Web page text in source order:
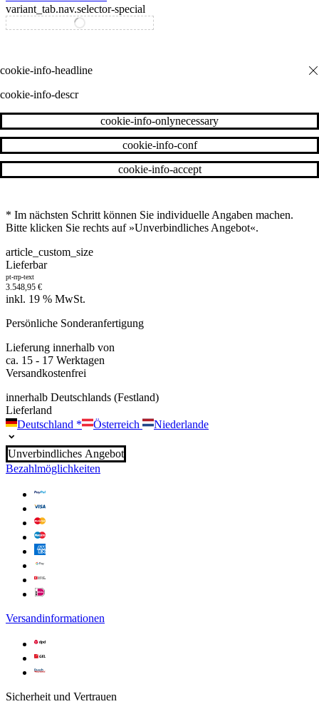
variant_tab.nav.selector-special
variant_tab.nav.selector-standard
* Im nächsten Schritt können Sie individuelle Angaben machen.
Bitte klicken Sie rechts auf »Unverbindliches Angebot«.
article_custom_size
Lieferbar
pt-rrp-text
3.548,95 €
inkl. 19 % MwSt.
Persönliche Sonderanfertigung
Lieferung innerhalb von
ca. 15 - 17 Werktagen
Versandkostenfrei
innerhalb Deutschlands (Festland)
Lieferland
Deutschland * Österreich Niederlande
Unverbindliches Angebot
Bezahlmöglichkeiten
Versandinformationen
Sicherheit und Vertrauen
cookie-info-descr
cookie-info-accept
cookie-info-conf
cookie-info-onlynecessary